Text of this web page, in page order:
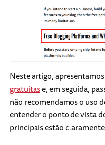
Neste artigo,
gratuitase, em seguida,
não recomendamos o uso
entender o ponto de vista
principais estão